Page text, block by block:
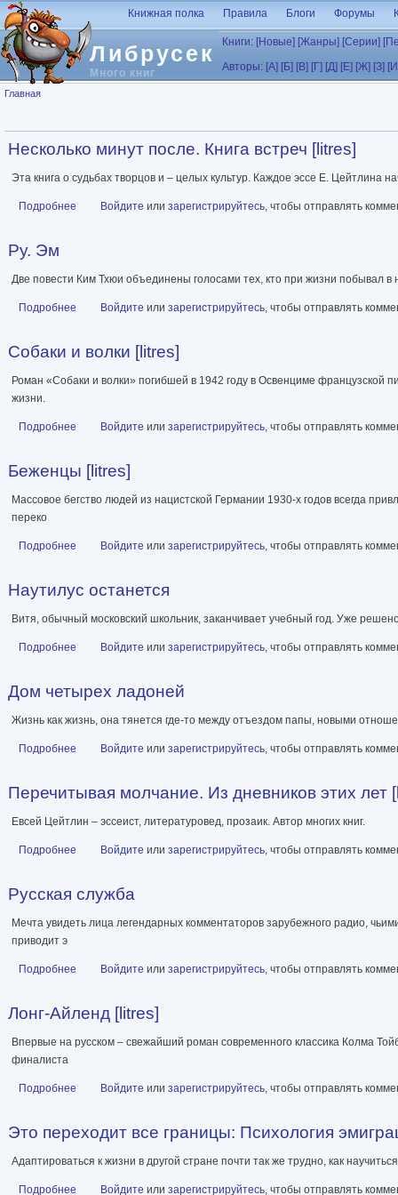
Перейти к основному содержанию
Либрусек
Много книг
Книжная полка Правила Блоги Форумы
Книги: [Новые] [Жанры] [Серии]
Авторы: [А] [Б] [В] [Г] [Д] [Е] [Ж] [З]
Вы здесь
Главная
Несколько минут после. Книга встреч [litres]
Эта книга о судьбах творцов и – целых культур. Каждое эссе Е. Цейтлина
Подробнее о Несколько минут после. Книга встреч [litres]
Войдите или зарегистрируйтесь, чтобы отправлять
Ру. Эм
Две повести Ким Тхюи объединены голосами тех, кто при жизни побывал
Подробнее о Ру. ЭмВойдите или зарегистрируйтесь, чтобы отправлять
Собаки и волки [litres]
Роман «Собаки и волки» погибшей в 1942 году в Освенциме французской
жизни.
Подробнее о Собаки и волки [litres]
Войдите или зарегистрируйтесь, чтобы отправлять
Беженцы [litres]
Массовое бегство людей из нацистской Германии 1930-х годов всегда
переко
Подробнее о Беженцы [litres]
Войдите или зарегистрируйтесь, чтобы отправлять
Наутилус останется
Витя, обычный московский школьник, заканчивает учебный год. Уже
Подробнее о Наутилус останется
Войдите или зарегистрируйтесь, чтобы отправлять
Дом четырех ладоней
Жизнь как жизнь, она тянется где-то между отъездом папы, новыми
Подробнее о Дом четырех ладоней
Войдите или зарегистрируйтесь, чтобы отправлять
Перечитывая молчание. Из дневников этих лет
Евсей Цейтлин – эссеист, литературовед, прозаик. Автор многих книг.
Подробнее о Перечитывая молчание. Из дневников этих лет [litres]
Войдите или зарегистрируйтесь, чтобы отправлять
Русская служба
Мечта увидеть лица легендарных комментаторов зарубежного радио,
приводит э
Подробнее о Русская служба
Войдите или зарегистрируйтесь, чтобы отправлять
Лонг-Айленд [litres]
Впервые на русском – свежайший роман современного классика Колма
финалиста
Подробнее о Лонг-Айленд [litres]
Войдите или зарегистрируйтесь, чтобы отправлять
Это переходит все границы: Психология
Адаптироваться к жизни в другой стране почти так же трудно, как
Подробнее о Это переходит все границы: Психология эмиграции. Как
Войдите или зарегистрируйтесь, чтобы отправлять